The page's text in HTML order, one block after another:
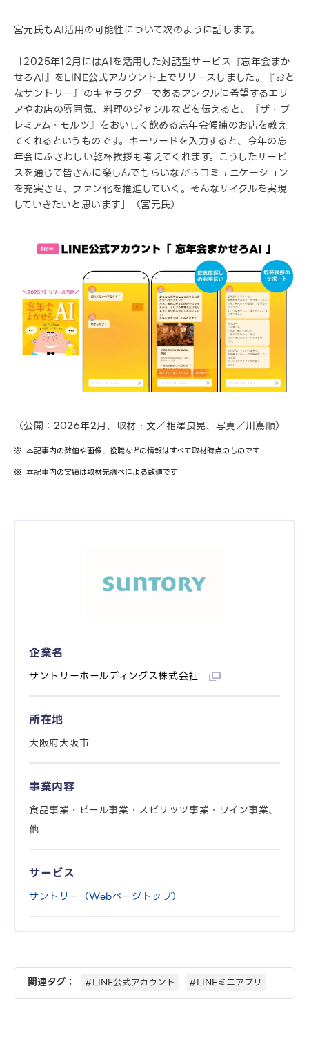
宮元氏もAI活用の可能性について次のように話します。
「2025年12月にはAIを活用した対話型サービス『忘年会まか
せろAI』をLINE公式アカウント上でリリースしました。『おと
なサントリー』のキャラクターであるアンクルに希望するエリ
アやお店の雰囲気、料理のジャンルなどを伝えると、『ザ・プ
レミアム・モルツ』をおいしく飲める忘年会候補のお店を教え
てくれるというものです。キーワードを入力すると、今年の忘
年会にふさわしい乾杯挨拶も考えてくれます。こうしたサービ
スを通じて皆さんに楽しんでもらいながらコミュニケーション
を充実させ、ファン化を推進していく。そんなサイクルを実現
していきたいと思います」（宮元氏）
（公開：2026年2月、取材・文／相澤良晃、写真／川嶌順）
本記事内の数値や画像、役職などの情報はすべて取材時点のものです
本記事内の実績は取材先調べによる数値です
企業名
サントリーホールディングス株式会社
所在地
大阪府大阪市
事業内容
食品事業・ビール事業・スピリッツ事業・ワイン事業、
他
サービス
サントリー（Webページトップ）
関連タグ： #LINE公式アカウント #LINEミニアプリ